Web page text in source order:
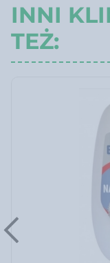
INNI
TEŻ: